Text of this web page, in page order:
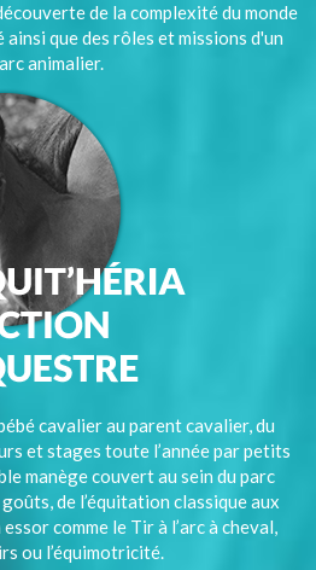
de la complexité du monde
que des rôles et missions d'un
animalier.
cavalier au parent cavalier, du
et stages toute l’année par petits
manège couvert au sein du parc
de l’équitation classique aux
comme le Tir à l’arc à cheval,
ou l’équimotricité.